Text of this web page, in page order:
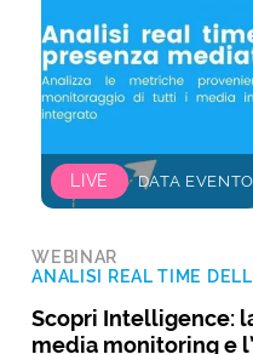
LIVE DATA
WEBINAR
ANALISI REAL TIME
Scopri Intelligence:
media monitoring e